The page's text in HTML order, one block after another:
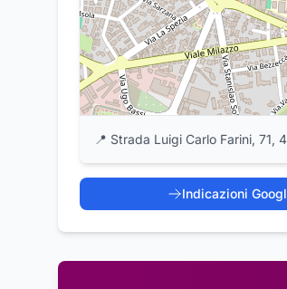
📍 Strada Luigi Carlo Farini, 71,
Indicazioni